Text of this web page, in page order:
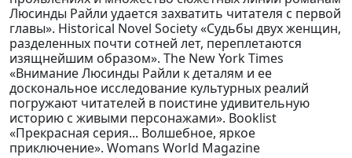
Люсинды Райли удается захватить читателя с первой
главы». Historical Novel Society «Судьбы двух женщин,
разделенных почти сотней лет, переплетаются
изящнейшим образом». The New York Times
«Внимание Люсинды Райли к деталям и ее
доскональное исследование культурных реалий
погружают читателей в поистине удивительную
историю с живыми персонажами». Booklist
«Прекрасная серия... Волшебное, яркое
приключение». Womans World Magazine